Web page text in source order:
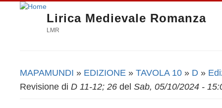
Lirica Medievale Romanza
LMR
Tu sei qui
MAPAMUNDI » EDIZIONE » TAVOLA 10 » D »
Revisione di D 11-12; 26 del Sab, 05/10/2024 -